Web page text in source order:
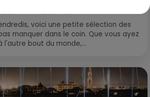
voici une petite sélection des
manquer dans le coin. Que vous ayez
l'autre bout du monde,...